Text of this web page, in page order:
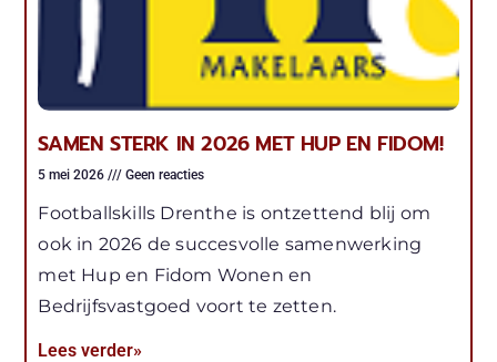
SAMEN STERK IN 2026 MET HUP EN FIDOM!
5 mei 2026 Geen reacties
Footballskills Drenthe is ontzettend blij om
ook in 2026 de succesvolle samenwerking
met Hup en Fidom Wonen en
Bedrijfsvastgoed voort te zetten.
Lees verder»